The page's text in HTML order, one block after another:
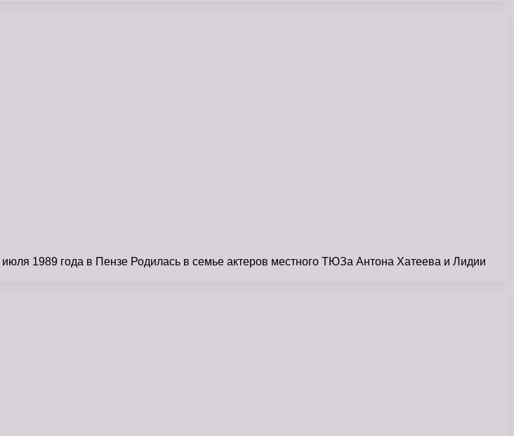
1989 года в Пензе Родилась в семье актеров местного ТЮЗа Антона Хатеева и Лидии